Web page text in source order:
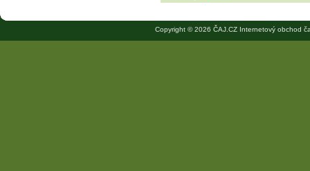
Copyright © 2026 ČAJ.CZ Internetový obchod